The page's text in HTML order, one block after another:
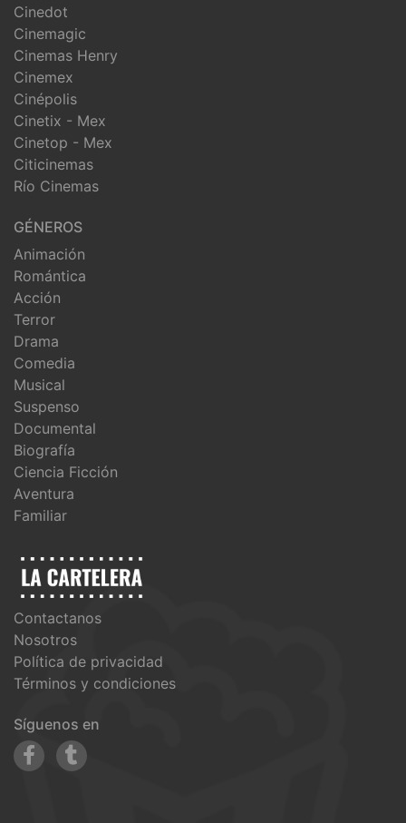
Cinedot
Cinemagic
Cinemas Henry
Cinemex
Cinépolis
Cinetix - Mex
Cinetop - Mex
Citicinemas
Río Cinemas
GÉNEROS
Animación
Romántica
Acción
Terror
Drama
Comedia
Musical
Suspenso
Documental
Biografía
Ciencia Ficción
Aventura
Familiar
Contactanos
Nosotros
Política de privacidad
Términos y condiciones
Síguenos en